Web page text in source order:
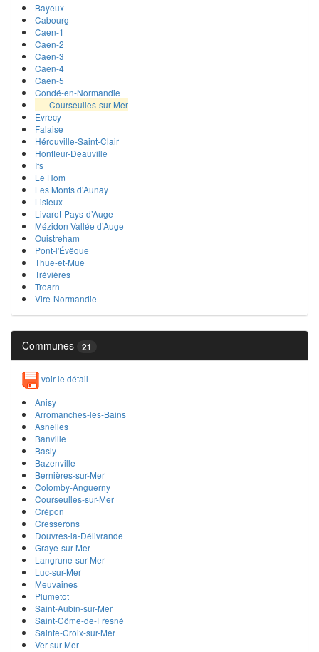
Bayeux
Cabourg
Caen-1
Caen-2
Caen-3
Caen-4
Caen-5
Condé-en-Normandie
Courseulles-sur-Mer
Évrecy
Falaise
Hérouville-Saint-Clair
Honfleur-Deauville
Ifs
Le Hom
Les Monts d’Aunay
Lisieux
Livarot-Pays-d’Auge
Mézidon Vallée d’Auge
Ouistreham
Pont-l'Évêque
Thue-et-Mue
Trévières
Troarn
Vire-Normandie
Communes 21
voir le détail
Anisy
Arromanches-les-Bains
Asnelles
Banville
Basly
Bazenville
Bernières-sur-Mer
Colomby-Anguerny
Courseulles-sur-Mer
Crépon
Cresserons
Douvres-la-Délivrande
Graye-sur-Mer
Langrune-sur-Mer
Luc-sur-Mer
Meuvaines
Plumetot
Saint-Aubin-sur-Mer
Saint-Côme-de-Fresné
Sainte-Croix-sur-Mer
Ver-sur-Mer